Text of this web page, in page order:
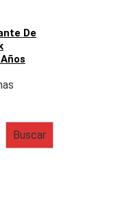
De
Buscar